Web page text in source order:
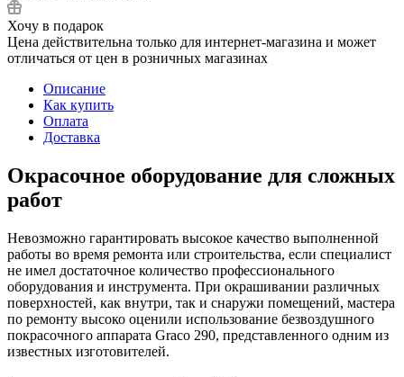
Хочу в подарок
Цена действительна только для интернет-магазина и может
отличаться от цен в розничных магазинах
Описание
Как купить
Оплата
Доставка
Окрасочное оборудование для сложных
работ
Невозможно гарантировать высокое качество выполненной
работы во время ремонта или строительства, если специалист
не имел достаточное количество профессионального
оборудования и инструмента. При окрашивании различных
поверхностей, как внутри, так и снаружи помещений, мастера
по ремонту высоко оценили использование безвоздушного
покрасочного аппарата Graco 290, представленного одним из
известных изготовителей.